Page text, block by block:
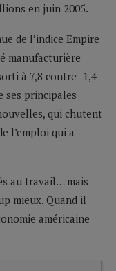
en juin 2005.
de l’indice Empire
manufacturière
à 7,8 contre -1,4
ses principales
qui chutent
l’emploi qui a
au travail… mais
mieux. Quand il
américaine